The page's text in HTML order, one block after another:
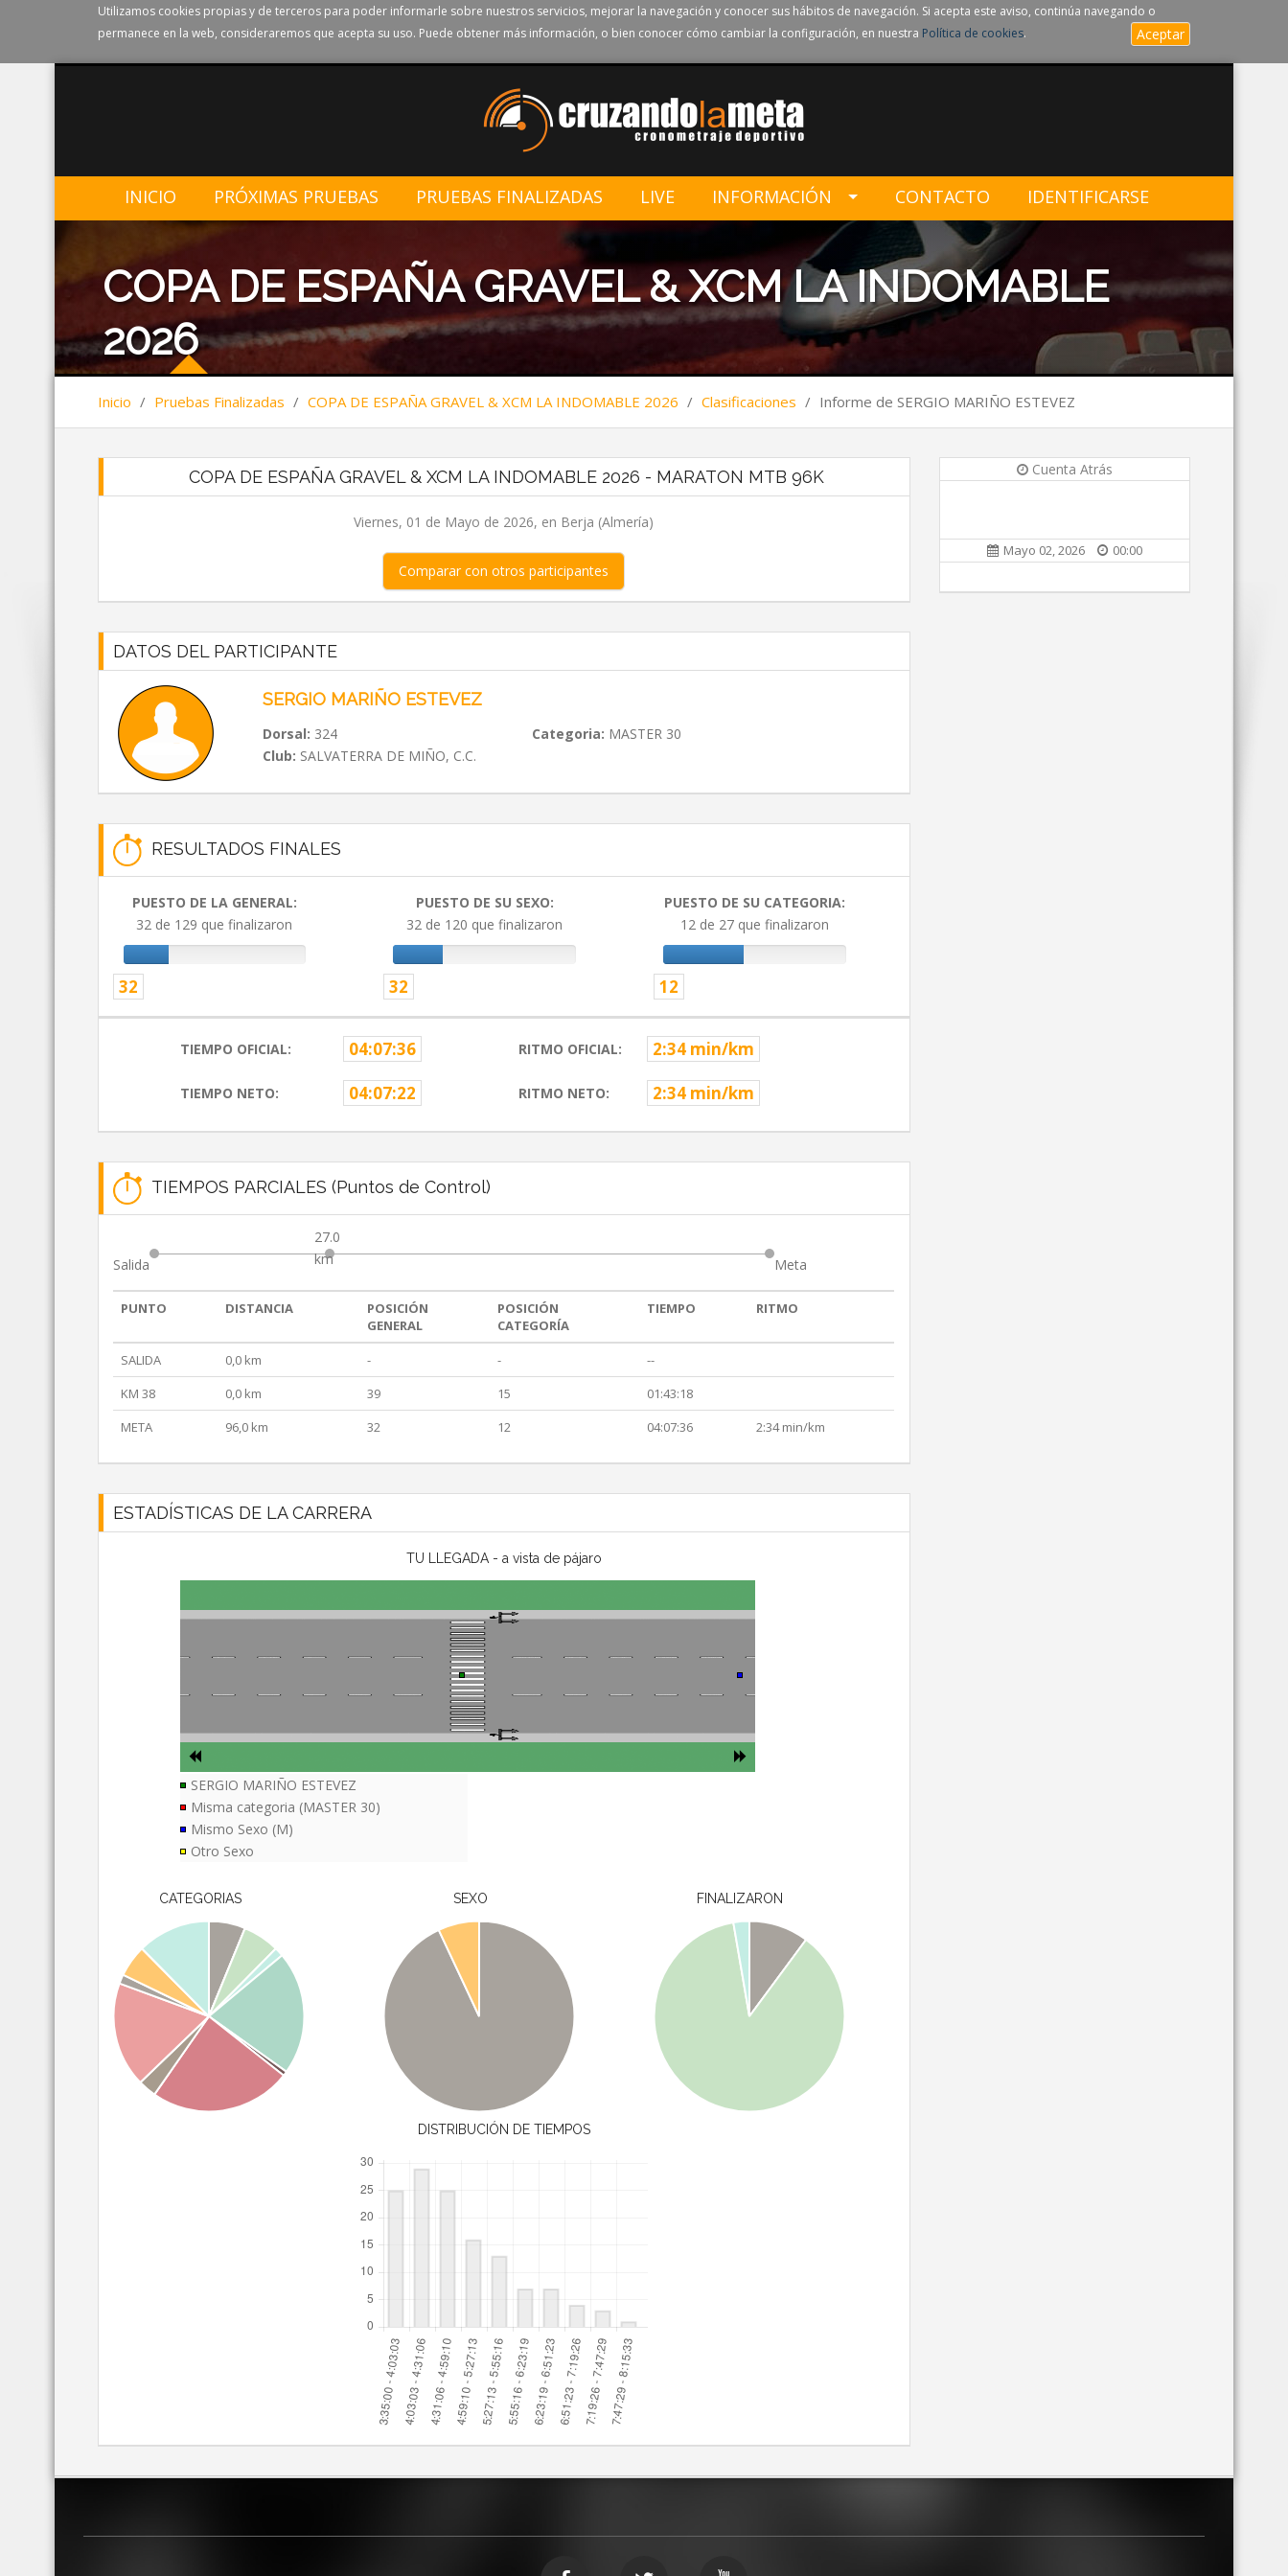
Utilizamos cookies propias y de terceros para poder informarle sobre nuestros servicios, mejorar la navegación y conocer sus hábitos de navegación. Si acepta este aviso, continúa navegando o
permanece en la web, consideraremos que acepta su uso. Puede obtener más información, o bien conocer cómo cambiar la configuración, en nuestra Política de cookies. Aceptar
INICIO PRÓXIMAS PRUEBAS PRUEBAS FINALIZADAS LIVE INFORMACIÓN CONTACTO IDENTIFICARSE
COPA DE ESPAÑA GRAVEL & XCM LA INDOMABLE
2026
Inicio / Pruebas Finalizadas / COPA DE ESPAÑA GRAVEL & XCM LA INDOMABLE 2026 / Clasificaciones / Informe de SERGIO MARIÑO ESTEVEZ
COPA DE ESPAÑA GRAVEL & XCM LA INDOMABLE 2026 - MARATON MTB 96K
Viernes, 01 de Mayo de 2026, en Berja (Almería)
Comparar con otros participantes
DATOS DEL PARTICIPANTE
SERGIO MARIÑO ESTEVEZ
Dorsal: 324 Categoria: MASTER 30
Club: SALVATERRA DE MIÑO, C.C.
RESULTADOS FINALES
PUESTO DE LA GENERAL:
32 de 129 que finalizaron
32
PUESTO DE SU SEXO:
32 de 120 que finalizaron
32
PUESTO DE SU CATEGORIA:
12 de 27 que finalizaron
12
TIEMPO OFICIAL: 04:07:36 RITMO OFICIAL: 2:34 min/km
TIEMPO NETO: 04:07:22 RITMO NETO: 2:34 min/km
TIEMPOS PARCIALES (Puntos de Control)
Salida
27.0
km
Meta
PUNTO DISTANCIA
POSICIÓN
GENERAL
POSICIÓN
CATEGORÍA
TIEMPO RITMO
SALIDA 0,0 km - -
--
KM 38
0,0 km 39 15
01:43:18
META
96,0 km 32 12 04:07:36 2:34 min/km
ESTADÍSTICAS DE LA CARRERA
TU LLEGADA - a vista de pájaro
SERGIO MARIÑO ESTEVEZ
Misma categoria (MASTER 30)
Mismo Sexo (M)
Otro Sexo
CATEGORIAS SEXO FINALIZARON
DISTRIBUCIÓN DE TIEMPOS
Cuenta Atrás
Mayo 02, 2026 00:00